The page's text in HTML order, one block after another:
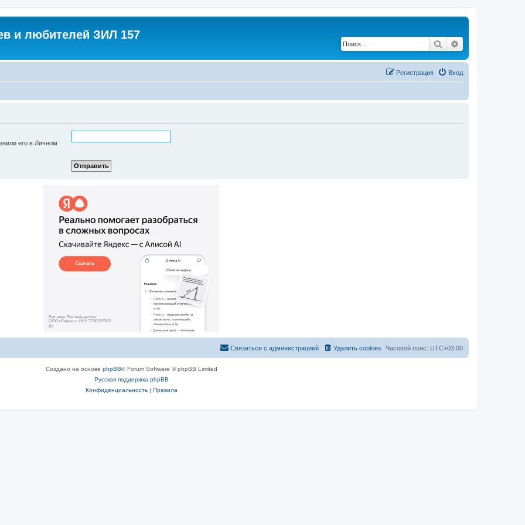
и любителей ЗИЛ 157
Поиск
Вход
Регистрация
его в Личном
Часовой пояс: UTC+03:00
Удалить cookies
Связаться с администрацией
Создано на основе phpBB® Forum Software © phpBB Limited
Русская поддержка phpBB
Конфиденциальность| Правила